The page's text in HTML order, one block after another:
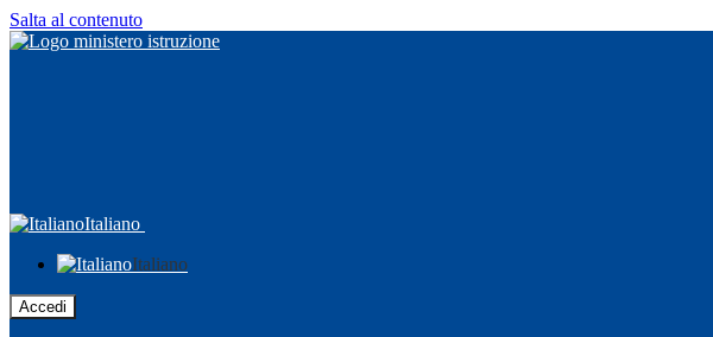
Salta al contenuto
Italiano
Italiano
Accedi